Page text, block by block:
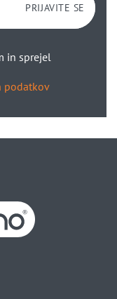
PRIJAVITE SE
in sprejel
podatkov